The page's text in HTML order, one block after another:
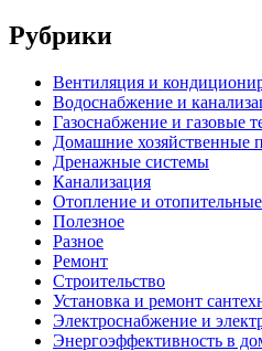
Рубрики
Вентиляция и
Водоснабжение и
Газоснабжение и газовые
Домашние хозяйственные
Дренажные системы
Канализация
Отопление и
Полезное
Разное
Ремонт
Строительство
Установка и ремонт
Электроснабжение и
Энергоэффективность в